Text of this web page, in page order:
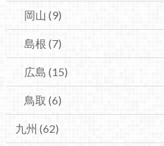
岡山 (9)
島根 (7)
広島 (15)
鳥取 (6)
九州 (62)